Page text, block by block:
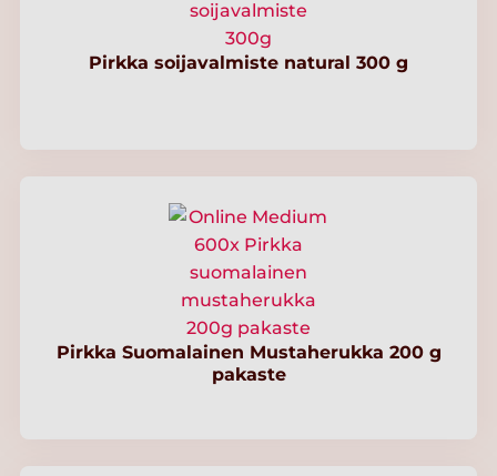
Pirkka soijavalmiste natural 300 g
Pirkka Suomalainen Mustaherukka 200 g
pakaste